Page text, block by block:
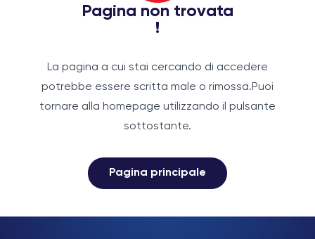
Pagina non trovata
!
La pagina a cui stai cercando di accedere
potrebbe essere scritta male o rimossa.Puoi
tornare alla homepage utilizzando il pulsante
sottostante.
Pagina principale